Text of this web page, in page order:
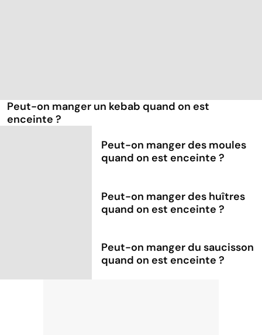
Peut-on manger un kebab quand on est
enceinte ?
Peut-on manger des moules
quand on est enceinte ?
Peut-on manger des huîtres
quand on est enceinte ?
Peut-on manger du saucisson
quand on est enceinte ?